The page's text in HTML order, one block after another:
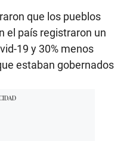
que los pueblos
el país registraron un
19 y 30% menos
estaban gobernados